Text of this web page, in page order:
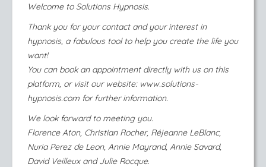
Welcome to Solutions Hypnosis.
Thank you for your contact and your interest in
hypnosis, a fabulous tool to help you create the life you
want!
You can book an appointment directly with us on this
platform, or visit our website: ​ www.solutions-
hypnosis.com for further information.
We look forward to meeting you.
Florence Aton, Christian Rocher, Réjeanne LeBlanc,
Nuria Perez de Leon, Annie Mayrand, Annie Savard,
David Veilleux and Julie Rocque.